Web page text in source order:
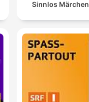
Sinnlos Märchen